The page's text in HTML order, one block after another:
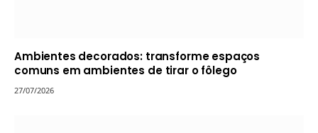
Ambientes decorados: transforme espaços
comuns em ambientes de tirar o fôlego
27/07/2026